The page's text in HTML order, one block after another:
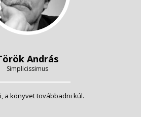
András
Simplicissimus
a könyvet továbbadni kúl.